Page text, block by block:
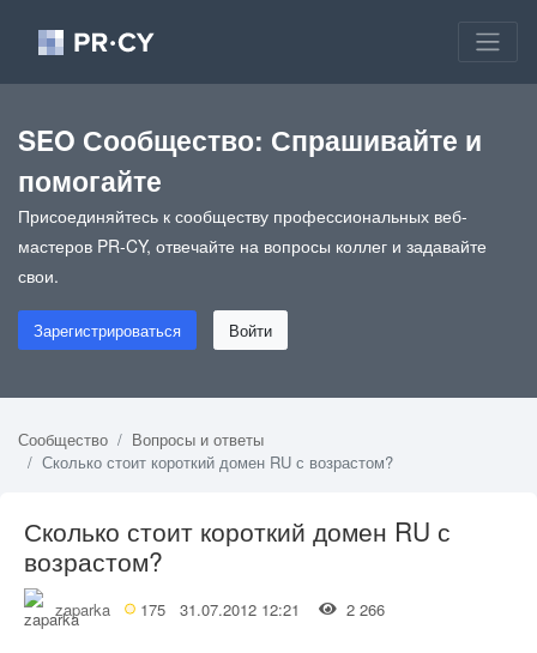
SEO Сообщество: Спрашивайте и
помогайте
Присоединяйтесь к сообществу профессиональных веб-
мастеров PR-CY, отвечайте на вопросы коллег и задавайте
свои.
Зарегистрироваться Войти
Сообщество
Вопросы и ответы
Сколько стоит короткий домен RU с возрастом?
Сколько стоит короткий домен RU с
возрастом?
zaparka 175 31.07.2012 12:21 2 266